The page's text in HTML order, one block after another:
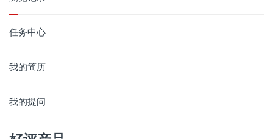
任务中心
我的简历
我的提问